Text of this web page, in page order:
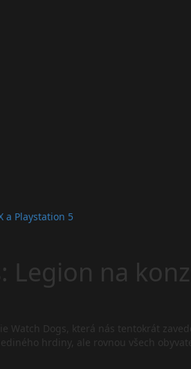
a Playstation 5
na
Watch Dogs, která nás tentokrát
hrdiny, ale rovnou všech